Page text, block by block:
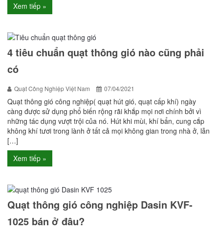
Xem tiếp »
4 tiêu chuẩn quạt thông gió nào cũng phải
có
Quạt Công Nghiệp Việt Nam 07/04/2021
Quạt thông gió công nghiệp( quạt hút gió, quạt cấp khí) ngày
càng được sử dụng phổ biến rộng rãi khắp mọi nơi chính bởi vì
những tác dụng vượt trội của nó. Hút khi mùi, khí bẩn, cung cắp
không khí tươi trong lành ở tất cả mọi không gian trong nhà ở, lẫn
[…]
Xem tiếp »
Quạt thông gió công nghiệp Dasin KVF-
1025 bán ở đâu?